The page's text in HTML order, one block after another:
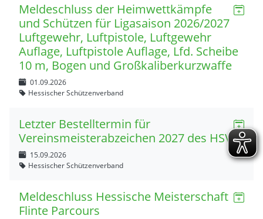
Meldeschluss der Heimwettkämpfe
und Schützen für Ligasaison 2026/2027
Luftgewehr, Luftpistole, Luftgewehr
Auflage, Luftpistole Auflage, Lfd. Scheibe
10 m, Bogen und Großkaliberkurzwaffe
01.09.2026
Hessischer Schützenverband
Letzter Bestelltermin für
Vereinsmeisterabzeichen 2027 des HSV
15.09.2026
Hessischer Schützenverband
Meldeschluss Hessische Meisterschaft
Flinte Parcours